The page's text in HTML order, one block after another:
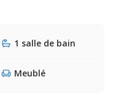
1 salle de bain
Meublé